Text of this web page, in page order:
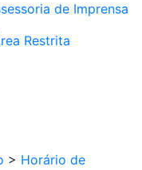
de Imprensa
Restrita
> Horário de